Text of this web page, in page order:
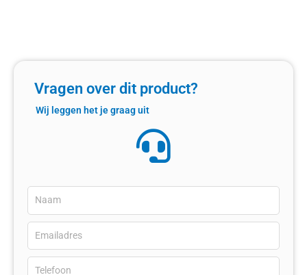
Vragen over dit product?
Wij leggen het je graag uit